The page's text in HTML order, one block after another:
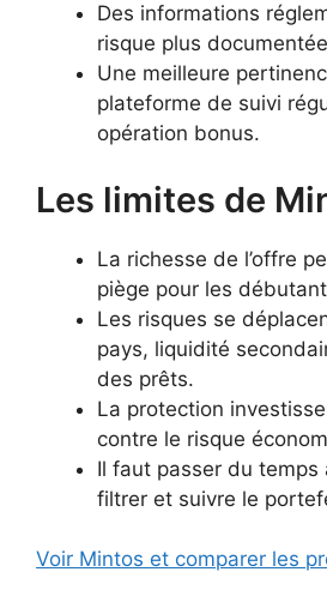
Des informations
risque plus
Une meilleure
plateforme de suivi
opération bonus.
Les limites de
La richesse de l’offre
piège pour les
Les risques se
pays, liquidité
des prêts.
La protection
contre le risque
Il faut passer du temps
filtrer et suivre le
Voir Mintos et comparer les